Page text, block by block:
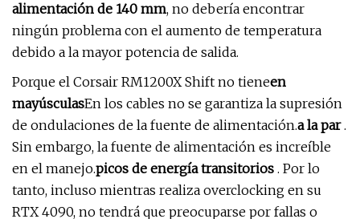
alimentación de 140 mm, no debería encontrar
ningún problema con el aumento de temperatura
debido a la mayor potencia de salida.
Porque el Corsair RM1200X Shift no tieneen
mayúsculasEn los cables no se garantiza la supresión
de ondulaciones de la fuente de alimentación.a la par.
Sin embargo, la fuente de alimentación es increíble
en el manejo.picos de energía transitorios . Por lo
tanto, incluso mientras realiza overclocking en su
RTX 4090, no tendrá que preocuparse por fallas o